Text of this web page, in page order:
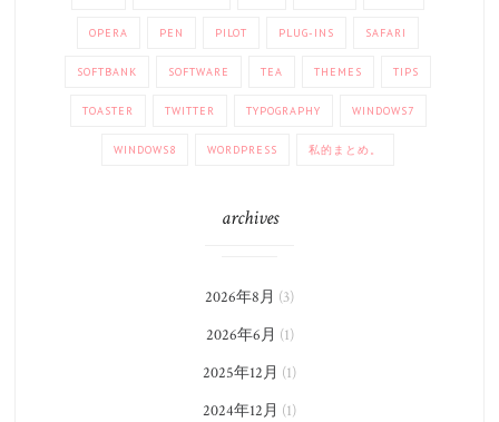
OPERA PEN PILOT PLUG-INS SAFARI
SOFTBANK SOFTWARE TEA THEMES TIPS
TOASTER TWITTER TYPOGRAPHY WINDOWS7
WINDOWS8 WORDPRESS 私的まとめ。
archives
2026年8月 (3)
2026年6月 (1)
2025年12月 (1)
2024年12月 (1)